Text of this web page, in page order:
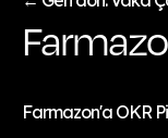
Farmazon'a OKR